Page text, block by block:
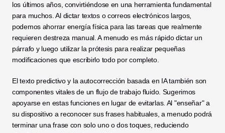
los últimos años, convirtiéndose en una herramienta fundamental
para muchos. Al dictar textos o correos electrónicos largos,
podemos ahorrar energía física para las tareas que realmente
requieren destreza manual. A menudo es más rápido dictar un
párrafo y luego utilizar la prótesis para realizar pequeñas
modificaciones que escribirlo todo por completo.
El texto predictivo y la autocorrección basada en IA también son
componentes vitales de un flujo de trabajo fluido. Sugerimos
apoyarse en estas funciones en lugar de evitarlas. Al "enseñar" a
su dispositivo a reconocer sus frases habituales, a menudo podrá
terminar una frase con solo uno o dos toques, reduciendo